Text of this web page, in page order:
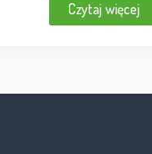
Czytaj więcej